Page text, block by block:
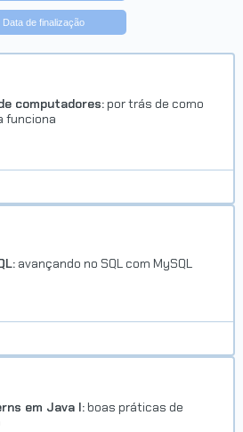
Data de finalização
computadores: por trás de como
funciona
avançando no SQL com MySQL
em Java I: boas práticas de